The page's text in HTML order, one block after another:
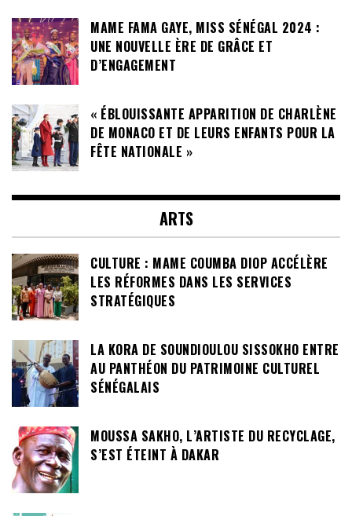
MAME FAMA GAYE, MISS SÉNÉGAL 2024 :
UNE NOUVELLE ÈRE DE GRÂCE ET
D’ENGAGEMENT
« ÉBLOUISSANTE APPARITION DE CHARLÈNE
DE MONACO ET DE LEURS ENFANTS POUR LA
FÊTE NATIONALE »
ARTS
CULTURE : MAME COUMBA DIOP ACCÉLÈRE
LES RÉFORMES DANS LES SERVICES
STRATÉGIQUES
LA KORA DE SOUNDIOULOU SISSOKHO ENTRE
AU PANTHÉON DU PATRIMOINE CULTUREL
SÉNÉGALAIS
MOUSSA SAKHO, L’ARTISTE DU RECYCLAGE,
S’EST ÉTEINT À DAKAR